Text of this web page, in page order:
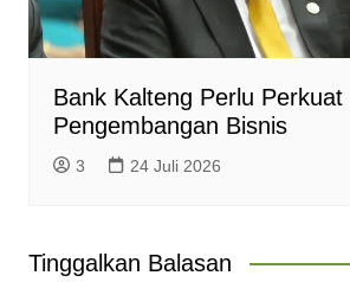
Bank Kalteng Perlu Perkuat
Pengembangan Bisnis
3 24 Juli 2026
Tinggalkan Balasan